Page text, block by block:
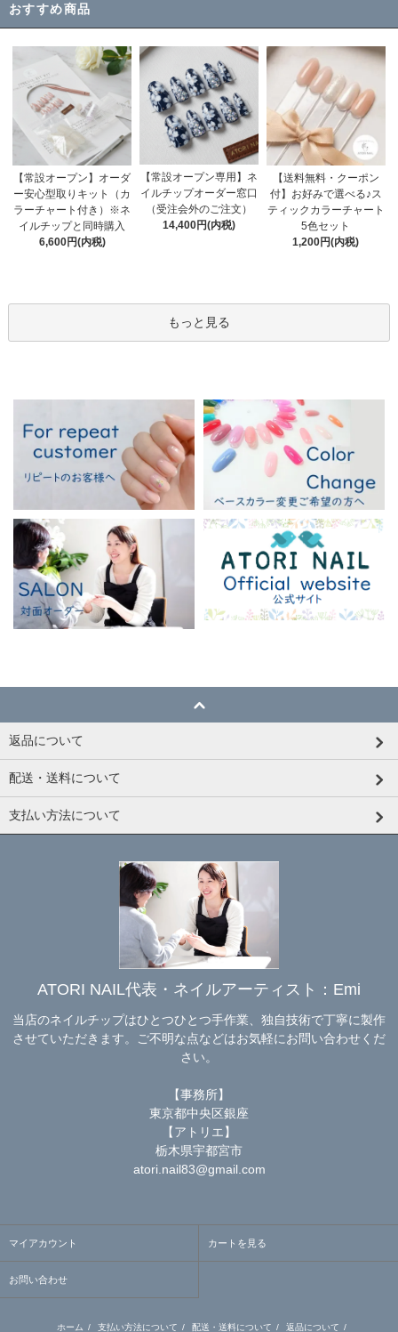
おすすめ商品
【常設オープン】オーダ
ー安心型取りキット（カ
ラーチャート付き）※ネ
イルチップと同時購入
6,600円(内税)
【常設オープン専用】ネ
イルチップオーダー窓口
（受注会外のご注文）
14,400円(内税)
【送料無料・クーポン
付】お好みで選べる♪ス
ティックカラーチャート
5色セット
1,200円(内税)
もっと見る
返品について
配送・送料について
支払い方法について
ATORI NAIL代表・ネイルアーティスト：Emi
当店のネイルチップはひとつひとつ手作業、独自技術で丁寧に製作
させていただきます。ご不明な点などはお気軽にお問い合わせくだ
さい。
【事務所】
東京都中央区銀座
【アトリエ】
栃木県宇都宮市
atori.nail83@gmail.com
マイアカウント カートを見る
お問い合わせ
ホーム / 支払い方法について / 配送・送料について / 返品について /